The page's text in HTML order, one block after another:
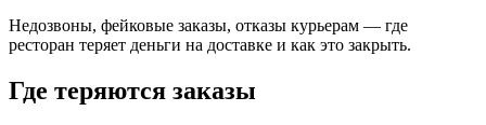
Недозвоны, фейковые заказы, отказы курьерам — где
ресторан теряет деньги на доставке и как это закрыть.
Где теряются заказы